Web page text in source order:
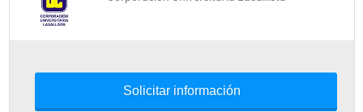
Solicitar información